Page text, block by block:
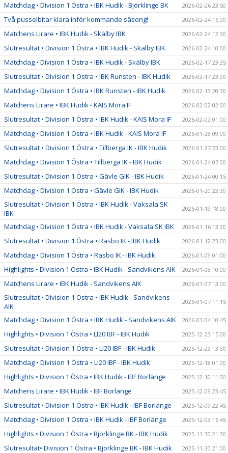
Matchdag • Division 1 Östra • IBK Hudik - Björklinge BK 2026-02-26 23:50
Två pusselbitar klara inför kommande säsong! 2026-02-24 16:00
Matchens Lirare • IBK Hudik - Skälby IBK 2026-02-24 12:30
Slutresultat • Division 1 Östra • IBK Hudik - Skälby IBK 2026-02-24 10:00
Matchdag • Division 1 Östra • IBK Hudik - Skälby IBK 2026-02-17 23:35
Slutresultat • Division 1 Östra • IBK Runsten - IBK Hudik 2026-02-17 23:00
Matchdag • Division 1 Östra • IBK Runsten - IBK Hudik 2026-02-13 20:30
Matchens Lirare • IBK Hudik - KAIS Mora IF 2026-02-02 02:00
Slutresultat • Division 1 Östra • IBK Hudik - KAIS Mora IF 2026-02-02 01:00
Matchdag • Division 1 Östra • IBK Hudik - KAIS Mora IF 2026-01-28 09:00
Slutresultat • Division 1 Östra • Tillberga IK - IBK Hudik 2026-01-27 23:00
Matchdag • Division 1 Östra • Tillberga IK - IBK Hudik 2026-01-24 07:00
Slutresultat • Division 1 Östra • Gävle GIK - IBK Hudik 2026-01-24 00:15
Matchdag • Division 1 Östra • Gävle GIK - IBK Hudik 2026-01-20 22:30
Slutresultat • Division 1 Östra • IBK Hudik - Vaksala SK
IBK
2026-01-19 18:00
Matchdag • Division 1 Östra • IBK Hudik - Vaksala SK IBK 2026-01-16 13:30
Slutresultat • Division 1 Östra • Rasbo IK - IBK Hudik 2026-01-12 23:00
Matchdag • Division 1 Östra • Rasbo IK - IBK Hudik 2026-01-09 01:00
Highlights • Division 1 Östra • IBK Hudik - Sandvikens AIK 2026-01-08 10:00
Matchens Lirare • IBK Hudik - Sandvikens AIK 2026-01-07 13:00
Slutresultat • Division 1 Östra • IBK Hudik - Sandvikens
AIK
2026-01-07 11:15
Matchdag • Division 1 Östra • IBK Hudik - Sandvikens AIK 2026-01-04 10:45
Highlights • Division 1 Östra • LI20 IBF - IBK Hudik 2025-12-23 15:00
Slutresultat • Division 1 Östra • LI20 IBF - IBK Hudik 2025-12-23 13:30
Matchdag • Division 1 Östra • LI20 IBF - IBK Hudik 2025-12-18 01:00
Highlights • Division 1 Östra • IBK Hudik - IBF Borlänge 2025-12-10 11:00
Matchens Lirare • IBK Hudik - IBF Borlänge 2025-12-09 23:45
Slutresultat • Division 1 Östra • IBK Hudik - IBF Borlänge 2025-12-09 22:45
Matchdag • Division 1 Östra • IBK Hudik - IBF Borlänge 2025-12-03 16:45
Highlights • Division 1 Östra • Björklinge BK - IBK Hudik 2025-11-30 21:30
Slutresultat• Division 1 Östra • Björklinge BK - IBK Hudik 2025-11-30 21:00